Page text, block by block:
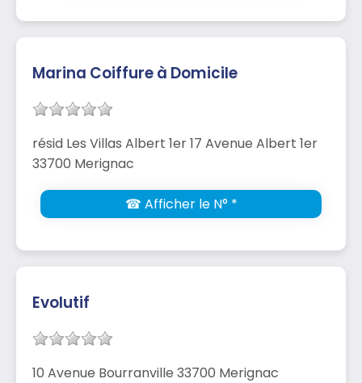
Marina Coiffure à Domicile
résid Les Villas Albert 1er 17 Avenue Albert 1er
33700 Merignac
☎ Afficher le N° *
Evolutif
10 Avenue Bourranville 33700 Merignac